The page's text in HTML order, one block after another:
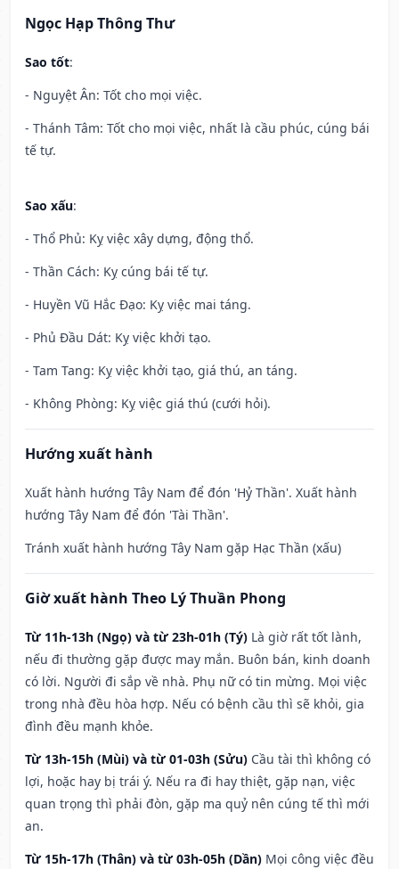
Ngọc Hạp Thông Thư
Sao tốt:
- Nguyệt Ân: Tốt cho mọi việc.
- Thánh Tâm: Tốt cho mọi việc, nhất là cầu phúc, cúng bái
tế tự.
Sao xấu:
- Thổ Phủ: Kỵ việc xây dựng, động thổ.
- Thần Cách: Kỵ cúng bái tế tự.
- Huyền Vũ Hắc Đạo: Kỵ việc mai táng.
- Phủ Đầu Dát: Kỵ việc khởi tạo.
- Tam Tang: Kỵ việc khởi tạo, giá thú, an táng.
- Không Phòng: Kỵ việc giá thú (cưới hỏi).
Hướng xuất hành
Xuất hành hướng Tây Nam để đón 'Hỷ Thần'. Xuất hành
hướng Tây Nam để đón 'Tài Thần'.
Tránh xuất hành hướng Tây Nam gặp Hạc Thần (xấu)
Giờ xuất hành Theo Lý Thuần Phong
Từ 11h-13h (Ngọ) và từ 23h-01h (Tý) Là giờ rất tốt lành,
nếu đi thường gặp được may mắn. Buôn bán, kinh doanh
có lời. Người đi sắp về nhà. Phụ nữ có tin mừng. Mọi việc
trong nhà đều hòa hợp. Nếu có bệnh cầu thì sẽ khỏi, gia
đình đều mạnh khỏe.
Từ 13h-15h (Mùi) và từ 01-03h (Sửu) Cầu tài thì không có
lợi, hoặc hay bị trái ý. Nếu ra đi hay thiệt, gặp nạn, việc
quan trọng thì phải đòn, gặp ma quỷ nên cúng tế thì mới
an.
Từ 15h-17h (Thân) và từ 03h-05h (Dần) Mọi công việc đều